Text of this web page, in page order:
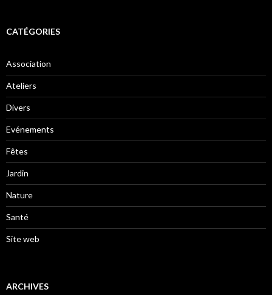
CATÉGORIES
Association
Ateliers
Divers
Evénements
Fêtes
Jardin
Nature
Santé
Site web
ARCHIVES